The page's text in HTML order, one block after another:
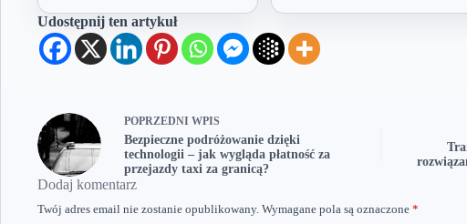
Udostępnij ten artykuł
POPRZEDNI WPIS
Bezpieczne podróżowanie dzięki
technologii – jak wygląda płatność za
przejazdy taxi za granicą?
Dodaj komentarz
Twój adres email nie zostanie opublikowany. Wymagane pola są oznaczone *